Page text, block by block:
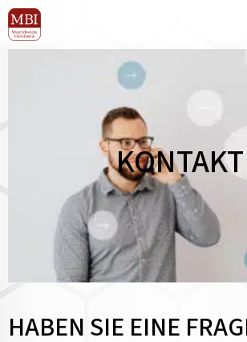
KONTAKT
HABEN SIE EINE